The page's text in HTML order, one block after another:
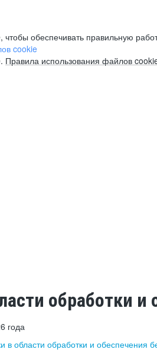
обеспечивать правильную
cookie
Правила использования файлов
обработки
года
в области обработки и обеспечения